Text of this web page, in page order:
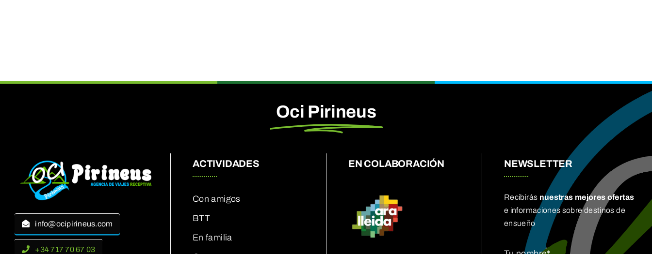
Oci Pirineus
info@ocipirineus.com
+34 717 70 67 03
ACTIVIDADES
Con amigos
BTT
En familia
EN COLABORACIÓN NEWSLETTER
Recibirás nuestras mejores ofertas
e informaciones sobre destinos de
ensueño